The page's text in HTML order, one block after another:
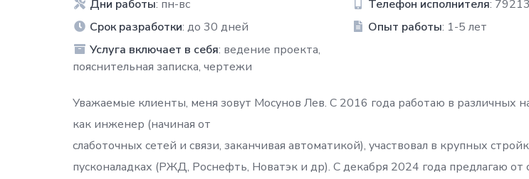
Дни работы: пн-вс Телефон исполнителя:
Срок разработки: до 30 дней Опыт работы: 1-5 лет
Услуга включает в себя: ведение проекта,
пояснительная записка, чертежи
Уважаемые клиенты, меня зовут Мосунов Лев. С 2016 года работаю в различных
как инженер (начиная от
слаботочных сетей и связи, заканчивая автоматикой), участвовал в крупных
пусконаладках (РЖД, Роснефть, Новатэк и др). С декабря 2024 года предлагаю от